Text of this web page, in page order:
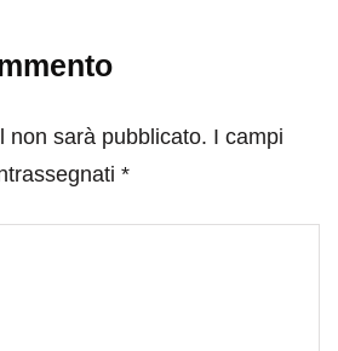
non sarà pubblicato. I campi
*